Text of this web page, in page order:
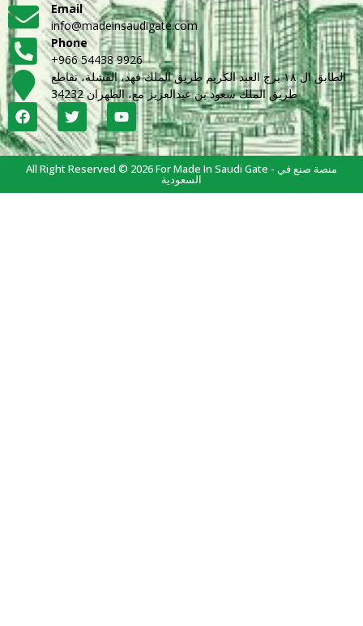
Email
info@madeinsaudigate.com
Phone
+966 54438 9926
الطابق ال ١٨ برج العبد الكريم طريق الملك فهد، القشلة، تقاطع
طريق الملك سعود بن عبدالعزيز مع، الظهران 34232
All Right Reserved © 2026 For Made In Saudi Gate - منصة صنع في
السعودية